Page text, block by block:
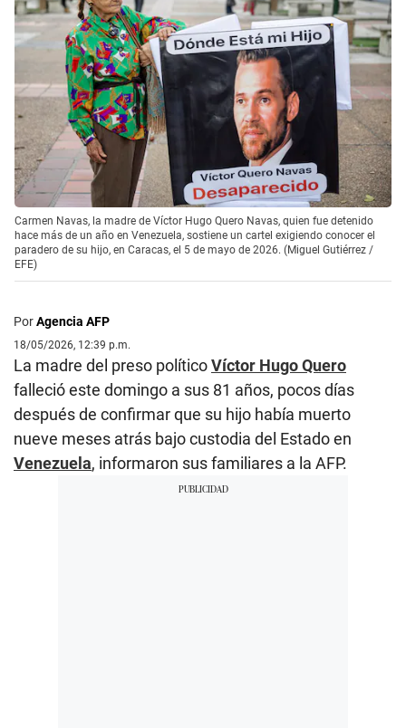
Carmen Navas, la madre de Víctor Hugo Quero Navas, quien fue detenido
hace más de un año en Venezuela, sostiene un cartel exigiendo conocer el
paradero de su hijo, en Caracas, el 5 de mayo de 2026. (Miguel Gutiérrez /
EFE)
PorAgencia AFP
18/05/2026, 12:39 p.m.
La madre del preso políticoVíctor Hugo Quero
falleció este domingo a sus 81 años, pocos días
después de confirmar que su hijo había muerto
nueve meses atrás bajo custodia del Estado en
Venezuela, informaron sus familiares a la AFP.